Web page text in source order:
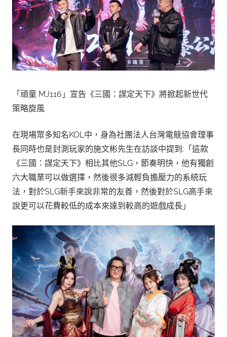
「頑童 MJ116」宣告《三國：謀定天下》將掀起新世代
策略旋風
在現場眾多知名KOL中，身為社團法人台灣電競協會理事
長同時也是封測玩家的施文彬先生在訪談中提到:「這款
《三國：謀定天下》相比其他SLG，節奏明快，他有獨創
六大職業可以做選擇，然後很多減輕負擔壓力的系統玩
法，對於SLG新手來說非常的友善，然後對於SLG高手來
說更可以花費較低的成本來達到較高的遊戲成長」